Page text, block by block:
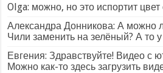
Olga: можно, но это испортит цвет
Александра Донникова: А можно
Чили заменить на зелёный? А то
Евгения: Здравствуйте! Видео с
Можно как-то здесь загрузить